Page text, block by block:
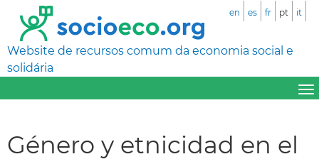
Website de recursos comum da economia social e
solidária
en es fr pt it
Género y etnicidad en el